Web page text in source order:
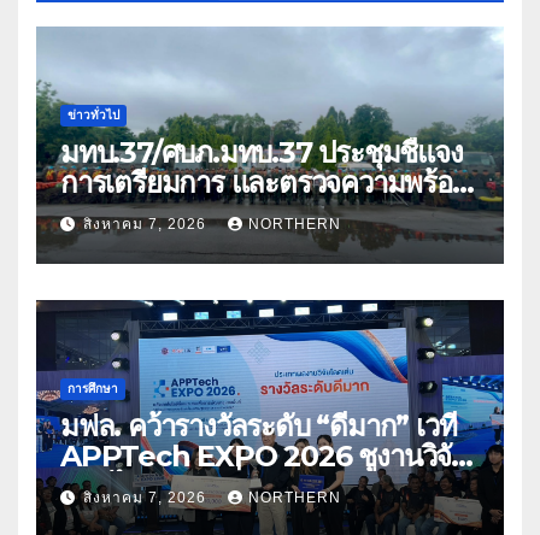
ข่าวทั่วไป
มทบ.37/ศบภ.มทบ.37 ประชุมชี้แจง
การเตรียมการ และตรวจความพร้อม
ด้านการบรรเทาสาธารณภัย
สิงหาคม 7, 2026 NORTHERN
การศึกษา
มฟล. คว้ารางวัลระดับ “ดีมาก” เวที
APPTech EXPO 2026 ชูงานวิจัย
สมุนไพร ขับเคลื่อนนวัตกรรมสู่เชิง
พาณิชย์
สิงหาคม 7, 2026 NORTHERN